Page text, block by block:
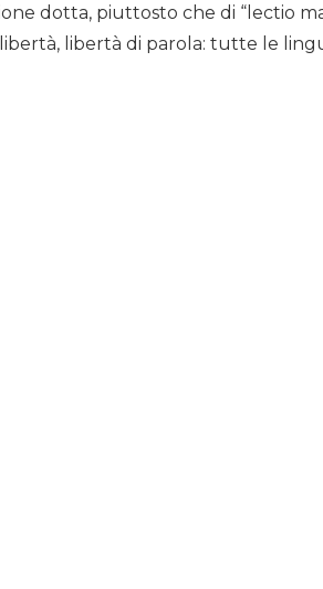
dotta, piuttosto che di “lectio
libertà di parola: tutte le